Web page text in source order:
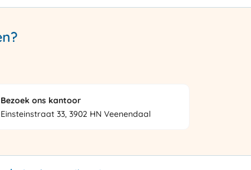
Bezoek ons kantoor
Einsteinstraat 33, 3902 HN Veenendaal